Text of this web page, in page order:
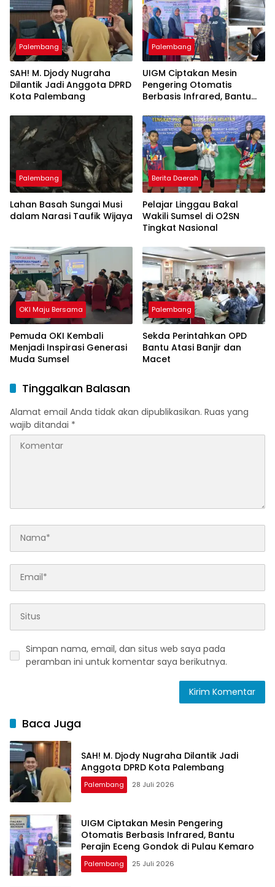
Palembang
SAH! M. Djody Nugraha
Dilantik Jadi Anggota DPRD
Kota Palembang
Palembang
UIGM Ciptakan Mesin
Pengering Otomatis
Berbasis Infrared, Bantu
Pulau Kemaro
Palembang
Lahan Basah Sungai Musi
dalam Narasi Taufik Wijaya
Berita Daerah
Pelajar Linggau Bakal
Wakili Sumsel di O2SN
Tingkat Nasional
OKI Maju Bersama
Pemuda OKI Kembali
Menjadi Inspirasi Generasi
Muda Sumsel
Palembang
Sekda Perintahkan OPD
Bantu Atasi Banjir dan
Macet
Tinggalkan Balasan
Alamat email Anda tidak akan dipublikasikan. Ruas yang
wajib ditandai *
Simpan nama, email, dan situs web saya pada
peramban ini untuk komentar saya berikutnya.
Baca Juga
SAH! M. Djody Nugraha Dilantik Jadi
Anggota DPRD Kota Palembang
Palembang 28 Juli 2026
UIGM Ciptakan Mesin Pengering
Otomatis Berbasis Infrared, Bantu
Perajin Eceng Gondok di Pulau Kemaro
Palembang 25 Juli 2026